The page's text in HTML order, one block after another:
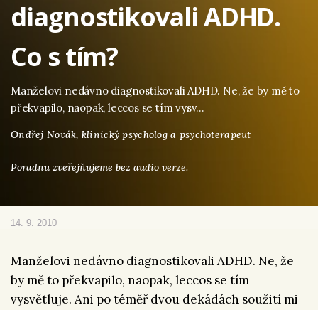
diagnostikovali ADHD.
Co s tím?
Manželovi nedávno diagnostikovali ADHD. Ne, že by mě to
překvapilo, naopak, leccos se tím vysv…
Ondřej Novák, klinický psycholog a psychoterapeut
Poradnu zveřejňujeme bez audio verze.
14. 9. 2010
Manželovi nedávno diagnostikovali ADHD. Ne, že
by mě to překvapilo, naopak, leccos se tím
vysvětluje. Ani po téměř dvou dekádách soužití mi